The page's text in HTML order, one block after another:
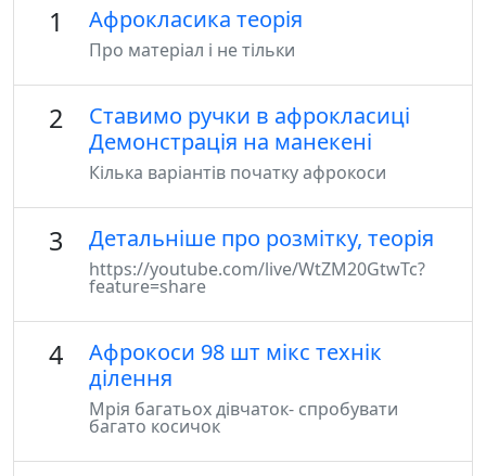
1 Афрокласика теорія
Про матеріал і не тільки
2
Ставимо ручки в афрокласиці
Демонстрація на манекені
Кілька варіантів початку афрокоси
3 Детальніше про розмітку, теорія
https://youtube.com/live/WtZM20GtwTc?
feature=share
4
Афрокоси 98 шт мікс технік
ділення
Мрія багатьох дівчаток- спробувати
багато косичок